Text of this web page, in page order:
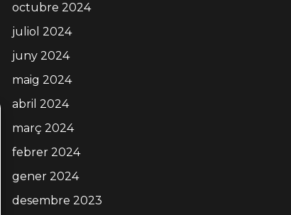
octubre 2024
juliol 2024
juny 2024
maig 2024
abril 2024
març 2024
febrer 2024
gener 2024
desembre 2023